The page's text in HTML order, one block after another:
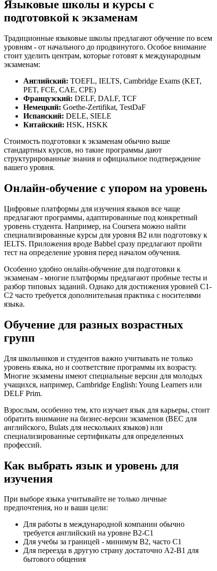
Языковые школы и курсы с
подготовкой к экзаменам
Традиционные языковые школы предлагают обучение по всем
уровням - от начального до продвинутого. Особое внимание
стоит уделить центрам, которые готовят к международным
экзаменам:
Английский: TOEFL, IELTS, Cambridge Exams (KET,
PET, FCE, CAE, CPE)
Французский: DELF, DALF, TCF
Немецкий: Goethe-Zertifikat, TestDaF
Испанский: DELE, SIELE
Китайский: HSK, HSKK
Стоимость подготовки к экзаменам обычно выше
стандартных курсов, но такие программы дают
структурированные знания и официальное подтверждение
вашего уровня.
Онлайн-обучение с упором на уровень
Цифровые платформы для изучения языков все чаще
предлагают программы, адаптированные под конкретный
уровень студента. Например, на Coursera можно найти
специализированные курсы для уровня B2 или подготовку к
IELTS. Приложения вроде Babbel сразу предлагают пройти
тест на определение уровня перед началом обучения.
Особенно удобно онлайн-обучение для подготовки к
экзаменам - многие платформы предлагают пробные тесты и
разбор типовых заданий. Однако для достижения уровней C1-
C2 часто требуется дополнительная практика с носителями
языка.
Обучение для разных возрастных
групп
Для школьников и студентов важно учитывать не только
уровень языка, но и соответствие программы их возрасту.
Многие экзамены имеют специальные версии для молодых
учащихся, например, Cambridge English: Young Learners или
DELF Prim.
Взрослым, особенно тем, кто изучает язык для карьеры, стоит
обратить внимание на бизнес-версии экзаменов (BEC для
английского, Bulats для нескольких языков) или
специализированные сертификаты для определенных
профессий.
Как выбрать язык и уровень для
изучения
При выборе языка учитывайте не только личные
предпочтения, но и ваши цели:
Для работы в международной компании обычно
требуется английский на уровне B2-C1
Для учебы за границей - минимум B2, часто C1
Для переезда в другую страну достаточно A2-B1 для
бытового общения